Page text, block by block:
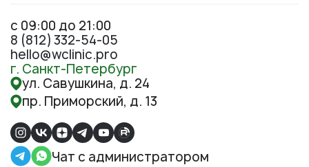
с 09:00 до 21:00
8 (812) 332-54-05
hello@wclinic.pro
г. Санкт-Петербург
ул. Савушкина, д. 24
пр. Приморский, д. 13
Чат с администратором